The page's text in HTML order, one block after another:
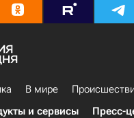
В мире
и сервисы Пресс-